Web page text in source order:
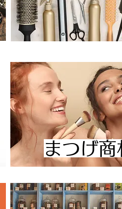
まつげ商